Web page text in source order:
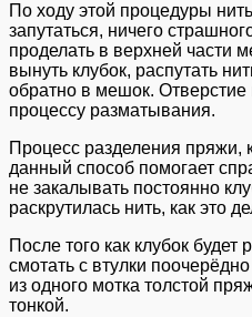
По ходу этой процедуры
запутаться, ничего
проделать в верхней части
вынуть клубок, распутать
обратно в мешок.
процессу разматывания.
Процесс разделения пряжи,
данный способ помогает
не закалывать постоянно
раскрутилась нить, как это
После того как клубок
смотать с втулки
из одного мотка толстой
тонкой.